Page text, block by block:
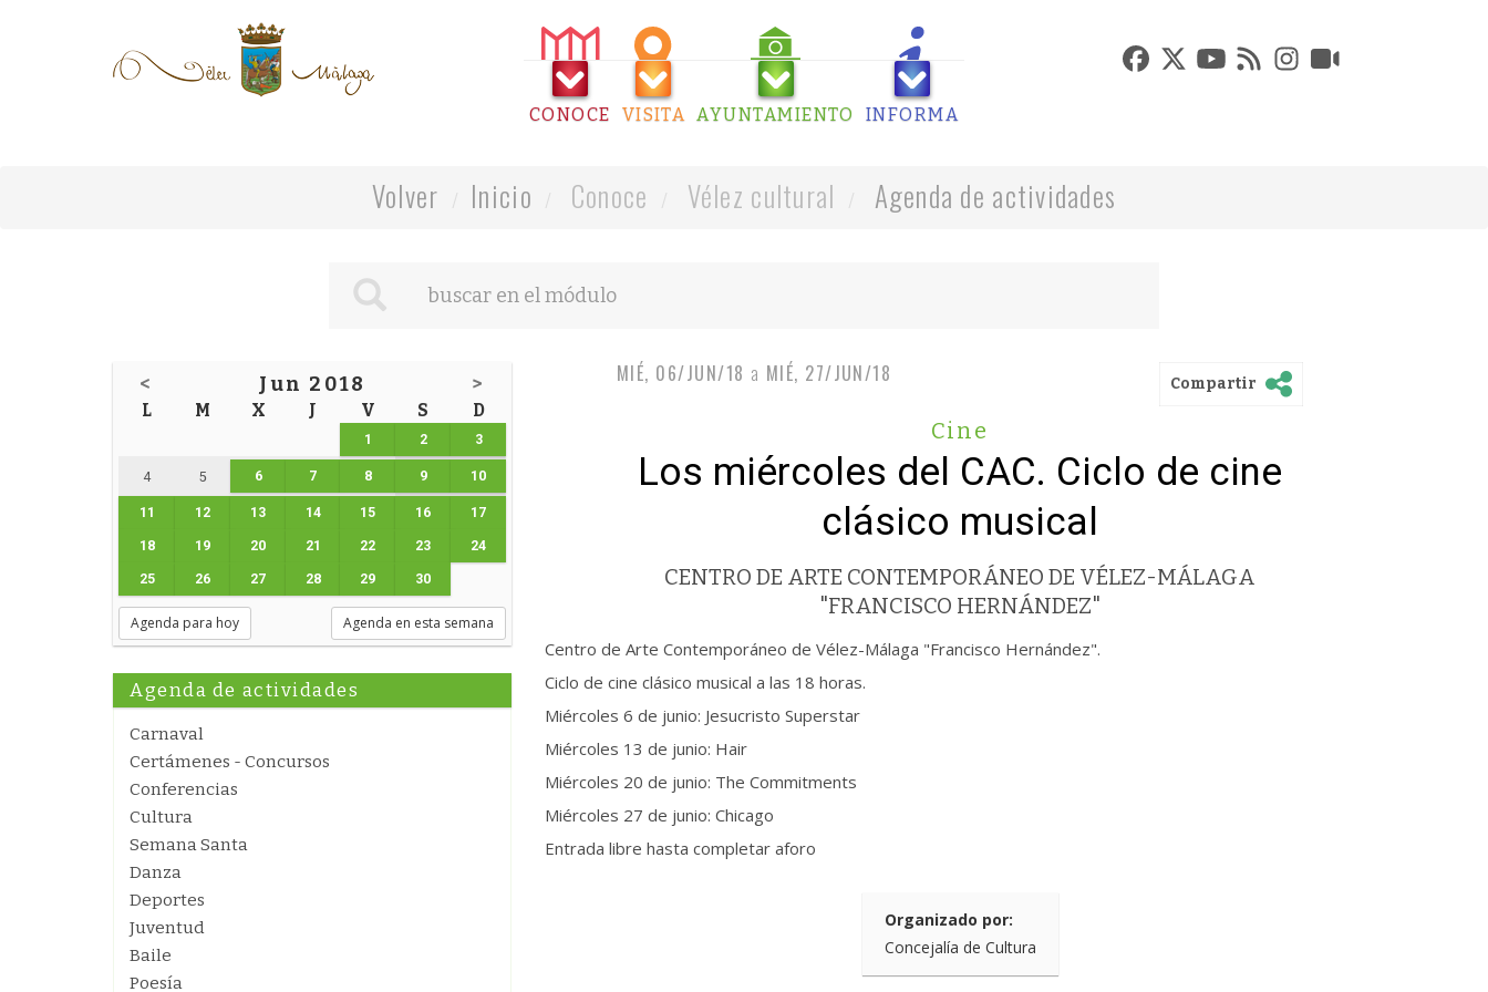
CONOCE VISITA AYUNTAMIENTO INFORMA
Volver Inicio Conoce Vélez cultural Agenda de actividades
< Jun 2018 >
L M X J V S D
1 2 3
4 5 6 7 8 9 10
11 12 13 14 15 16 17
18 19 20 21 22 23 24
25 26 27 28 29 30
Agenda para hoy Agenda en esta semana
Agenda de actividades
Carnaval
Certámenes - Concursos
Conferencias
Cultura
Semana Santa
Danza
Deportes
Juventud
Baile
Poesía
MIÉ, 06/JUN/18 a MIÉ, 27/JUN/18 Compartir
Cine
Los miércoles del CAC. Ciclo de cine
clásico musical
CENTRO DE ARTE CONTEMPORÁNEO DE VÉLEZ-MÁLAGA
"FRANCISCO HERNÁNDEZ"
Centro de Arte Contemporáneo de Vélez-Málaga "Francisco Hernández".
Ciclo de cine clásico musical a las 18 horas.
Miércoles 6 de junio: Jesucristo Superstar
Miércoles 13 de junio: Hair
Miércoles 20 de junio: The Commitments
Miércoles 27 de junio: Chicago
Entrada libre hasta completar aforo
Organizado por:
Concejalía de Cultura